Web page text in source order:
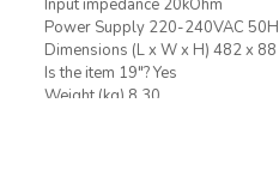
Input impedance 20kOhm
Power Supply 220-240VAC
Dimensions (L x W x H) 482 x
Is the item 19″? Yes
Weight (kg) 8,30